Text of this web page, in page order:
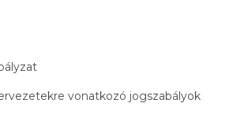
vonatkozó jogszabályok